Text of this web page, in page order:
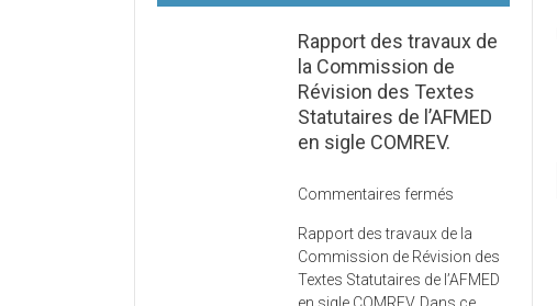
Rapport des travaux de
la Commission de
Révision des Textes
Statutaires de l’AFMED
en sigle COMREV.
Commentaires fermés
des
travaux
de
Rapport des travaux de la
Commission de Révision des
Textes Statutaires de l’AFMED
en sigle COMREV. Dans ce